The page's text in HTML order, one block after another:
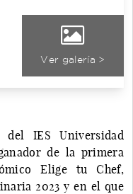
Ver galería >
del IES Universidad
de la primera
Elige tu Chef,
2023 y en el que